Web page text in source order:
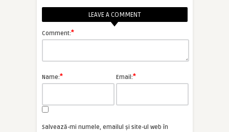
LEAVE A COMMENT
Comment:*
Name:* Email:*
Salvează-mi numele, emailul și site-ul web în